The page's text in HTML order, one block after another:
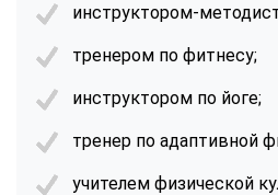
инструктором-
тренером по фитнесу;
инструктором по йоге;
тренер по адаптивной
учителем физической